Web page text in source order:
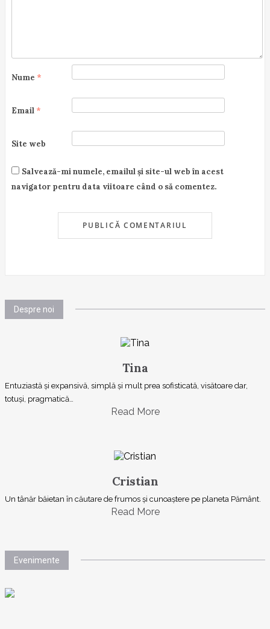
Nume *
Email *
Site web
Salvează-mi numele, emailul și site-ul web în acest
navigator pentru data viitoare când o să comentez.
Despre noi
Tina
Entuziastă şi expansivă, simplă şi mult prea sofisticată, visătoare dar,
totuşi, pragmatică…
Read More
Cristian
Un tânăr băietan în căutare de frumos și cunoaștere pe planeta Pământ.
Read More
Evenimente